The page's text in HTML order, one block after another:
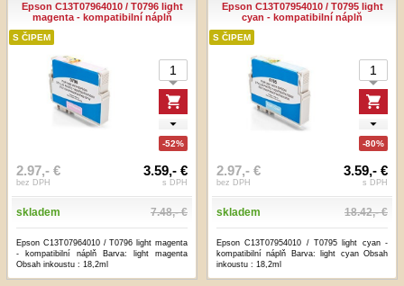
Epson C13T07964010 / T0796 light
magenta - kompatibilní náplň
S ČIPEM
-52%
2.97,- €
bez DPH
3.59,- €
s DPH
skladem 7.48,- €
Epson C13T07964010 / T0796 light magenta
- kompatibilní náplň Barva: light magenta
Obsah inkoustu : 18,2ml
Epson C13T07954010 / T0795 light
cyan - kompatibilní náplň
S ČIPEM
-80%
2.97,- €
bez DPH
3.59,- €
s DPH
skladem 18.42,- €
Epson C13T07954010 / T0795 light cyan -
kompatibilní náplň Barva: light cyan Obsah
inkoustu : 18,2ml